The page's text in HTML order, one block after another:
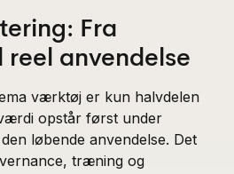
Fra
anvendelse
værktøj er kun halvdelen
opstår først under
løbende anvendelse. Det
træning og